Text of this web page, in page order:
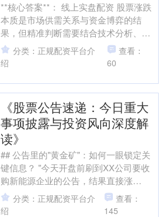
**核心答案**： 线上实盘配资 股票涨跌
本质是市场供需关系与资金博弈的结
果，但精准判断需要结合技术分析、基
本面逻辑和情绪面观察。普通投资者可
通过"三看三避"策....
分类：正规配资平台介
绍
查看：
60
《股票公告速递：今日重大
事项披露与投资风向深度解
读》
## 公告里的"黄金矿"：如何一眼锁定关
键信息？ "今天开盘前刷到XX公司要收
购新能源企业的公告，结果直接涨
停！"老股民王叔在群里分享时，不少人
追问："怎么从海....
分类：正规配资平台介
绍
查看：
145